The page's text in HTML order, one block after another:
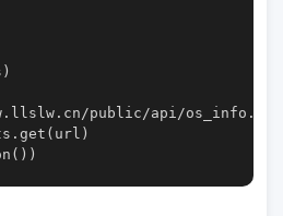
public/api/